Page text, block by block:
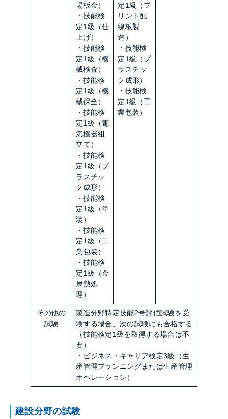
場板金）
・技能検
定1級（仕
上げ）
・技能検
定1級（機
械検査）
・技能検
定1級（機
械保全）
・技能検
定1級（電
気機器組
立て）
・技能検
定1級（プ
ラスチッ
ク成形）
・技能検
定1級（塗
装）
・技能検
定1級（工
業包装）
・技能検
定1級（金
属熱処
理）
定1級（プ
リント配
線板製
造）
・技能検
定1級（プ
ラスチッ
ク成形）
・技能検
定1級（工
業包装）
その他の
試験
製造分野特定技能2号評価試験を受
験する場合、次の試験にも合格する
（技能検定1級を取得する場合は不
要）
・ビジネス・キャリア検定3級（生
産管理プランニングまたは生産管理
オペレーション）
建設分野の試験